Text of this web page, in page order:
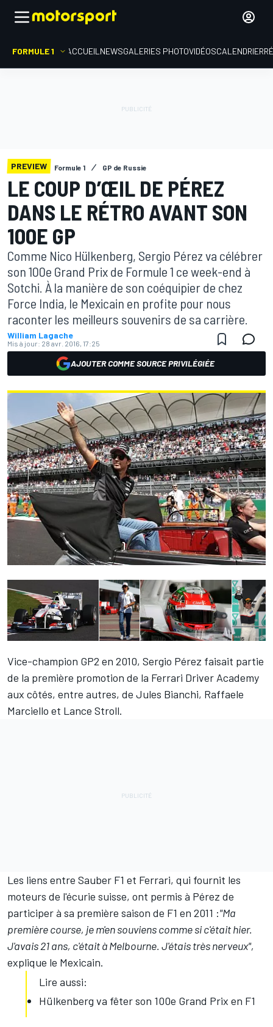
FORMULE 1 ACCUEIL NEWSGALERIES PHOTOVIDÉOSCALENDRIER
PREVIEW Formule 1 GP de Russie
LE COUP D’ŒIL DE PÉREZ
DANS LE RÉTRO AVANT SON
100E GP
Comme Nico Hülkenberg, Sergio Pérez va célébrer
son 100e Grand Prix de Formule 1 ce week-end à
Sotchi. À la manière de son coéquipier de chez
Force India, le Mexicain en profite pour nous
raconter les meilleurs souvenirs de sa carrière.
William Lagache
Mis à jour: 28 avr. 2016, 17:25
AJOUTER COMME SOURCE PRIVILÉGIÉE
Vice-champion GP2 en 2010, Sergio Pérez faisait partie
de la première promotion de la Ferrari Driver Academy
aux côtés, entre autres, de Jules Bianchi, Raffaele
Marciello et Lance Stroll.
Les liens entre Sauber F1 et Ferrari, qui fournit les
moteurs de l'écurie suisse, ont permis à Pérez de
participer à sa première saison de F1 en 2011 :"Ma
première course, je m'en souviens comme si c'était hier.
J'avais 21 ans, c'était à Melbourne. J'étais très nerveux",
explique le Mexicain.
Lire aussi:
Hülkenberg va fêter son 100e Grand Prix en F1